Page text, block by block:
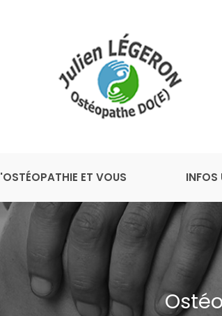
ET VOUS INFOS